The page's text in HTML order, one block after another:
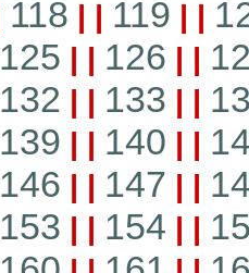
118 | | 119 | |
125 | | 126 | |
132 | | 133 | |
139 | | 140 | |
146 | | 147 | |
153 | | 154 | |